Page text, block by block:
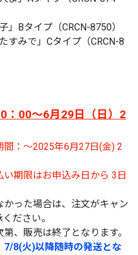
」Bタイプ（CRCN-8750）
すみで」Cタイプ（CRCN-8
：00〜6月29日（日）2
：～2025年6月27日(金) 2
期限はお申込み日から 3日
った場合は、注文がキャン
ださい。
、販売は終了となります。
8(火)以降随時の発送とな